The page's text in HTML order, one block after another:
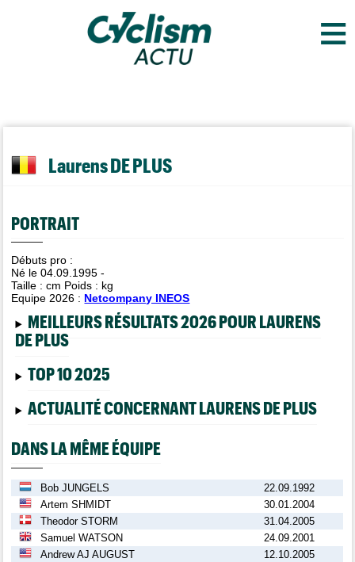
≡
Laurens DE PLUS
PORTRAIT
Débuts pro :
Né le 04.09.1995 -
Taille :cm Poids : kg
Equipe 2026 : Netcompany INEOS
MEILLEURS RÉSULTATS 2026 POUR LAURENS
DE PLUS
TOP 10 2025
ACTUALITÉ CONCERNANT LAURENS DE PLUS
DANS LA MÊME ÉQUIPE
Bob JUNGELS
22.09.1992
Artem SHMIDT
30.01.2004
Theodor STORM
31.04.2005
Samuel WATSON
24.09.2001
Andrew AJ AUGUST
12.10.2005